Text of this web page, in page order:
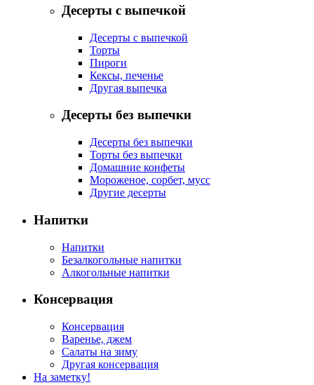
Десерты с выпечкой
Десерты с выпечкой
Торты
Пироги
Кексы, печенье
Другая выпечка
Десерты без выпечки
Десерты без выпечки
Торты без выпечки
Домашние конфеты
Мороженое, сорбет, мусс
Другие десерты
Напитки
Напитки
Безалкогольные напитки
Алкогольные напитки
Консервация
Консервация
Варенье, джем
Салаты на зиму
Другая консервация
На заметку!